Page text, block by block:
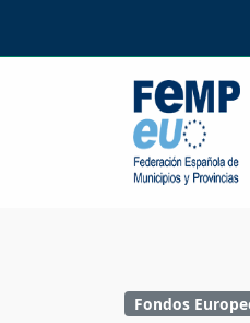
Fondos